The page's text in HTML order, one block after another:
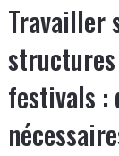
Travailler
festivals :